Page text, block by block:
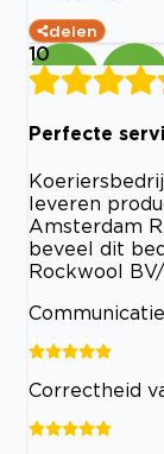
delen
10
Perfecte
leveren
Amsterdam
beveel dit
Rockwool
Correctheid